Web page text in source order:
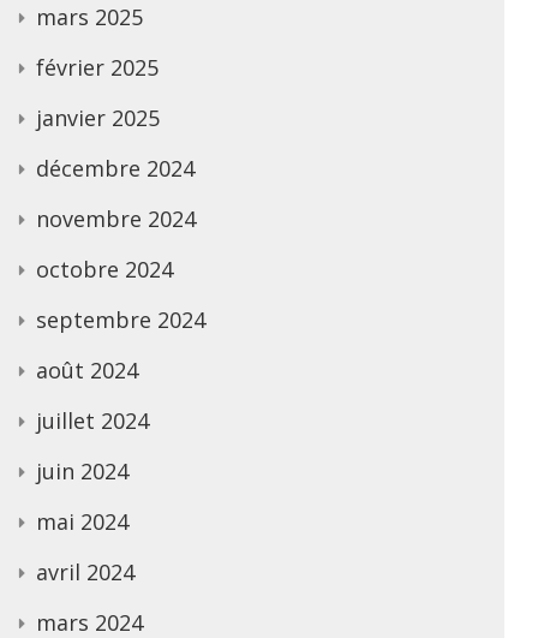
mars 2025
février 2025
janvier 2025
décembre 2024
novembre 2024
octobre 2024
septembre 2024
août 2024
juillet 2024
juin 2024
mai 2024
avril 2024
mars 2024